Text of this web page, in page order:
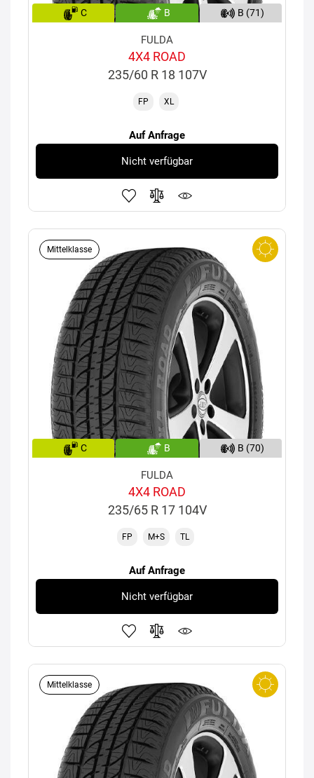
C B B (71)
FULDA
4X4 ROAD
235/60 R 18 107V
FP XL
Auf Anfrage
Nicht verfügbar
Mittelklasse
C B B (70)
FULDA
4X4 ROAD
235/65 R 17 104V
FP M+S TL
Auf Anfrage
Nicht verfügbar
Mittelklasse